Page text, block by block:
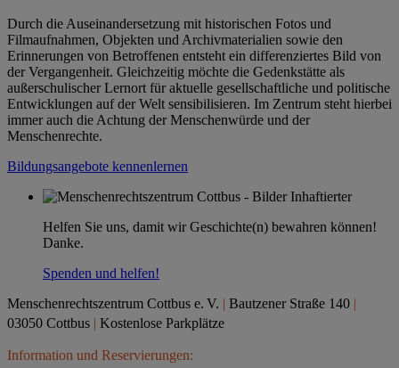
Durch die Auseinandersetzung mit historischen Fotos und
Filmaufnahmen, Objekten und Archivmaterialien sowie den
Erinnerungen von Betroffenen entsteht ein differenziertes Bild von
der Vergangenheit. Gleichzeitig möchte die Gedenkstätte als
außerschulischer Lernort für aktuelle gesellschaftliche und politische
Entwicklungen auf der Welt sensibilisieren. Im Zentrum steht hierbei
immer auch die Achtung der Menschenwürde und der
Menschenrechte.
Bildungsangebote kennenlernen
Helfen Sie uns, damit wir Geschichte(n) bewahren können!
Danke.
Spenden und helfen!
Menschenrechtszentrum Cottbus e. V. | Bautzener Straße 140 |
03050 Cottbus | Kostenlose Parkplätze
Information und Reservierungen: